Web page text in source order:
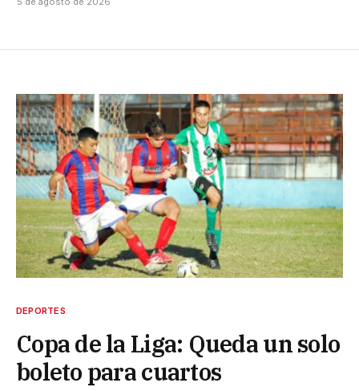
DEPORTES
Copa de la Liga: Queda un solo
boleto para cuartos